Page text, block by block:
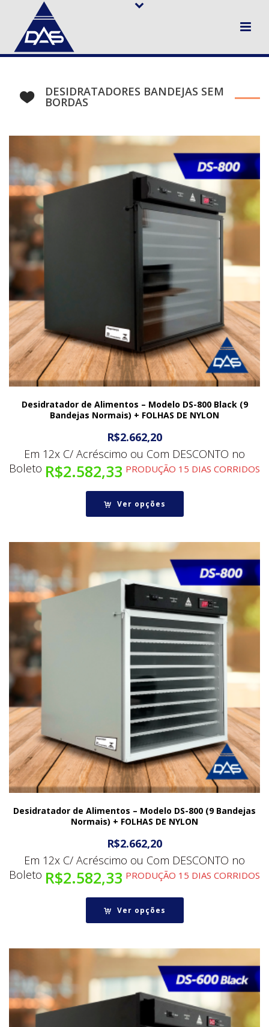
DESIDRATADORES BANDEJAS SEM
BORDAS
Desidratador de Alimentos – Modelo DS-800 Black (9
Bandejas Normais) + FOLHAS DE NYLON
R$2.662,20
Em 12x C/ Acréscimo ou Com DESCONTO no
Boleto R$2.582,33 PRODUÇÃO 15 DIAS CORRIDOS
Ver opções
Desidratador de Alimentos – Modelo DS-800 (9 Bandejas
Normais) + FOLHAS DE NYLON
R$2.662,20
Em 12x C/ Acréscimo ou Com DESCONTO no
Boleto R$2.582,33 PRODUÇÃO 15 DIAS CORRIDOS
Ver opções